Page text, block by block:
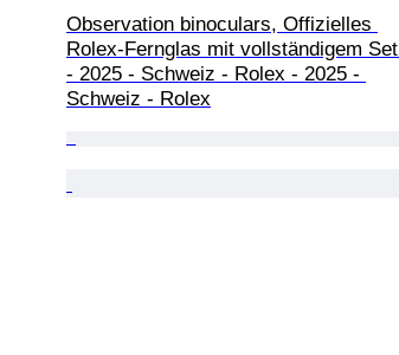
Observation binoculars, Offizielles
Rolex-Fernglas mit vollständigem Set
- 2025 - Schweiz - Rolex - 2025 -
Schweiz - Rolex